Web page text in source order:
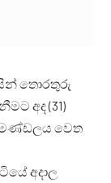
තොරතුරු
අද (31)
මණ්ඩලය වෙත
අදාල